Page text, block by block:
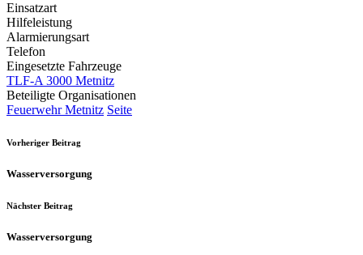
Einsatzart
Hilfeleistung
Alarmierungsart
Telefon
Eingesetzte Fahrzeuge
TLF-A 3000 Metnitz
Beteiligte Organisationen
Feuerwehr Metnitz Seite
Vorheriger Beitrag
Wasserversorgung
Nächster Beitrag
Wasserversorgung